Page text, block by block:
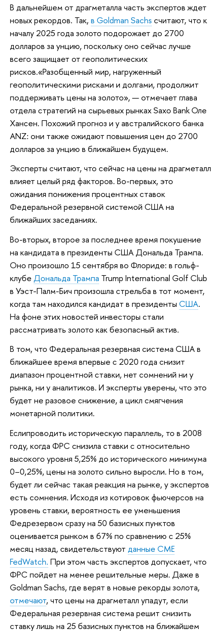
В дальнейшем от драгметалла часть экспертов ждет
новых рекордов. Так, в Goldman Sachs считают, что к
началу 2025 года золото подорожает до 2700
долларов за унцию, поскольку оно сейчас лучше
всего защищает от геополитических
рисков.«Разобщенный мир, нагруженный
геополитическими рисками и долгами, продолжит
поддерживать цены на золото», — отмечает глава
отдела стратегий на сырьевых рынках Saxo Bank Оле
Хансен. Похожий прогноз и у австралийского банка
ANZ: они также ожидают повышения цен до 2700
долларов за унцию в ближайшем будущем.
Эксперты считают, что сейчас на цены на драгметалл
влияет целый ряд факторов. Во-первых, это
ожидания понижения процентных ставок
Федеральной резервной системой США на
ближайших заседаниях.
Во-вторых, второе за последнее время покушение
на кандидата в президенты США Дональда Трампа.
Оно произошло 15 сентября во Флориде: в гольф-
клубе Дональда Трампа Trump International Golf Club
в Уэст-Палм-Бич произошла стрельба в тот момент,
когда там находился кандидат в президенты США.
На фоне этих новостей инвесторы стали
рассматривать золото как безопасный актив.
В том, что Федеральная резервная система США в
ближайшее время впервые с 2020 года снизит
диапазон процентной ставки, нет сомнений ни у
рынка, ни у аналитиков. И эксперты уверены, что это
будет не разовое снижение, а цикл смягчения
монетарной политики.
Еслипроводить историческую параллель, то в 2008
году, когда ФРС снизила ставки с относительно
высокого уровня 5,25% до исторического минимума
0–0,25%, цены на золото сильно выросли. Но в том,
будет ли сейчас такая реакция на рынке, у экспертов
есть сомнения. Исходя из котировок фьючерсов на
уровень ставки, вероятность ее уменьшения
Федрезервом сразу на 50 базисных пунктов
оценивается рынком в 67% по сравнению с 25%
месяц назад, свидетельствуют данные CME
FedWatch. При этом часть экспертов допускает, что
ФРС пойдет на менее решительные меры. Даже в
Goldman Sachs, где верят в новые рекорды золота,
отмечают, что цены на драгметалл упадут, если
Федеральная резервная система решит снизить
ставку лишь на 25 базисных пунктов на ближайшем